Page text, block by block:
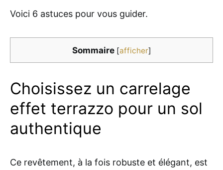
Voici 6 astuces pour vous guider.
Sommaire [afficher]
Choisissez un carrelage
effet terrazzo pour un sol
authentique
Ce revêtement, à la fois robuste et élégant, est